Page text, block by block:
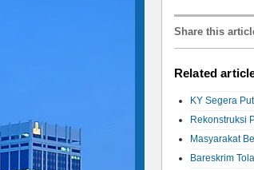
Share this
Related
KY Segera
Rekonstruksi
Masyarakat
Bareskrim